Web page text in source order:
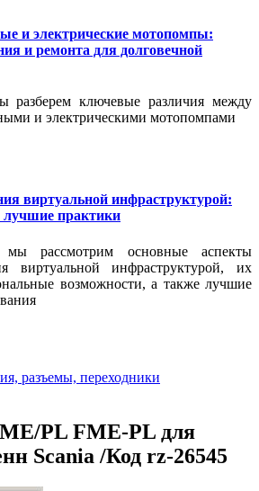
и электрические мотопомпы:
и ремонта для долговечной
разберем ключевые различия между
и электрическими мотопомпами
виртуальной инфраструктурой:
практики
рассмотрим основные аспекты
виртуальной инфраструктурой, их
возможности, а также лучшие
разъемы, переходники
PL FME-PL для
Scania /Код rz-26545